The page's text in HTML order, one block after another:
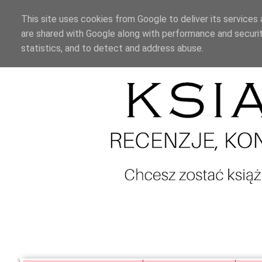
This site uses cookies from Google to deliver its
are shared with Google along with performance and
statistics, and to detect and address abuse.